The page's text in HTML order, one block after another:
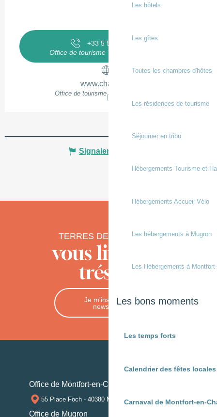
Les hôtels
Les gîtes
Toutes les chambres d'hôtes
Les résidences de tourisme
Séjourner en tribu
Hébergements Tourisme et
Hébergements Accueil Vélo
Les hébergements à Mugron
Les Hébergements à
Les bons moments
Les temps forts
Calendrier des fêtes
Carnaval de Montfort-en-
+33 5 58 98 58▒▒
Office de tourisme Terres de Chalosse
www.chalosse.fr
Office de tourisme Terres de Chalosse
Signaler une erreur
TERRES DE CHALOSSE
vous livre ses
trésors
Je m'inscris à la
newsletter
Office de Montfort-en-Chalosse
55 Place Foch - 40380 MONTFORT-EN-CHALOSSE
Office de Mugron